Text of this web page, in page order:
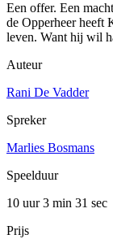
Een offer. Een
de Opperheer heeft
leven. Want hij wil
Auteur
Rani De Vadder
Spreker
Marlies Bosmans
Speelduur
10 uur 3 min 31 sec
Prijs